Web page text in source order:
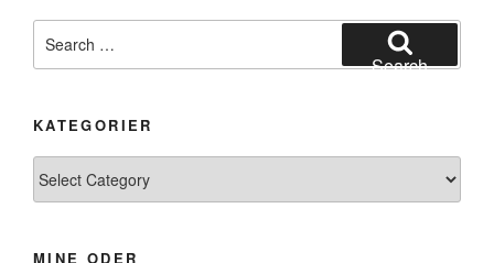
for:
Search
KATEGORIER
MINE ODER